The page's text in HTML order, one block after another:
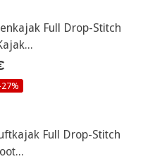
Full Drop-Stitch
Full Drop-Stitch